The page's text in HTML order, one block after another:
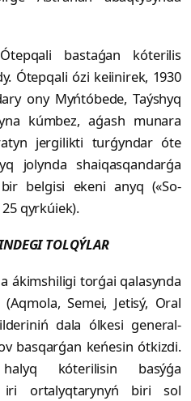
bastaǵan kóterilis
Ótepqali ózi keiinirek, 1930
ony Myńtóbede, Taýshyq
kúmbez, aǵash munara
jergilikti turǵyndar óte
jolynda shaiqasqandarǵa
belgisi ekeni anyq («So­
qyr­kúiek).
TOLQÝLAR
ákimshiligi torǵai qalasynda
Semei, Jetisý, Oral
dala ólkesi general-
basqarǵan keńesin ótkizdi.
kóterilisin basýǵa
iri orta­lyq­tarynyń biri sol